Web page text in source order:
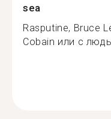
sea
Rasputine, Bruce
Cobain или с